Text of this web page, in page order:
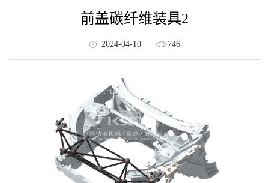
前盖碳纤维装具2
2024-04-10 746